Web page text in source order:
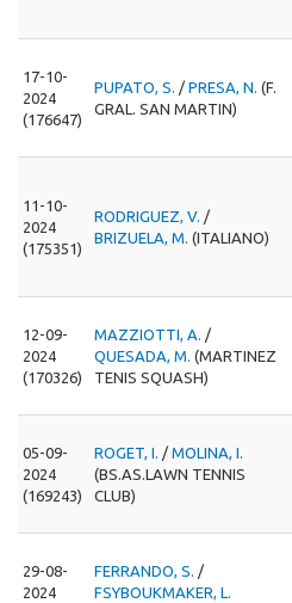
17-10-
2024
(176647)
PUPATO, S. / PRESA, N. (F.
GRAL. SAN MARTIN)
11-10-
2024
(175351)
RODRIGUEZ, V. /
BRIZUELA, M. (ITALIANO)
12-09-
2024
(170326)
MAZZIOTTI, A. /
QUESADA, M. (MARTINEZ
TENIS SQUASH)
05-09-
2024
(169243)
ROGET, I. / MOLINA, I.
(BS.AS.LAWN TENNIS
CLUB)
29-08-
2024
FERRANDO, S. /
FSYBOUKMAKER, L.